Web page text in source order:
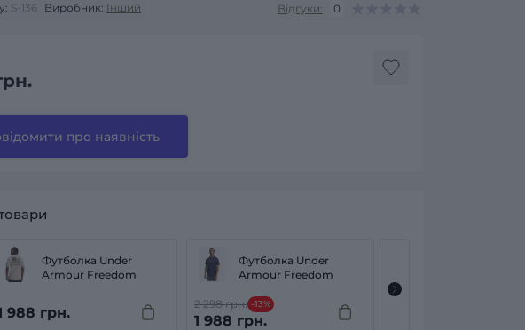
S-136 Виробник: Інший Відгуки: 0
про наявність
Футболка Under
Armour Freedom
988 грн.
Футболка Under
Armour Freedom
2 298 грн. -13%
1 988 грн.